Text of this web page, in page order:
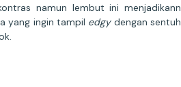
namun lembut ini
yang ingin tampil edgydengan